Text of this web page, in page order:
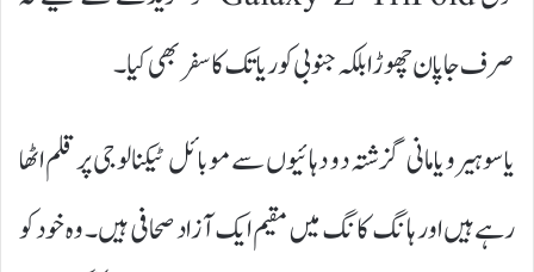
صرف جاپان چھوڑا بلکہ جنوبی کوریا تک کا سفر بھی کیا۔
یاسوہیرو یامانی گزشتہ دو دہائیوں سے موبائل ٹیکنالوجی پر قلم اٹھا
رہے ہیں اور ہانگ کانگ میں مقیم ایک آزاد صحافی ہیں۔ وہ خود کو